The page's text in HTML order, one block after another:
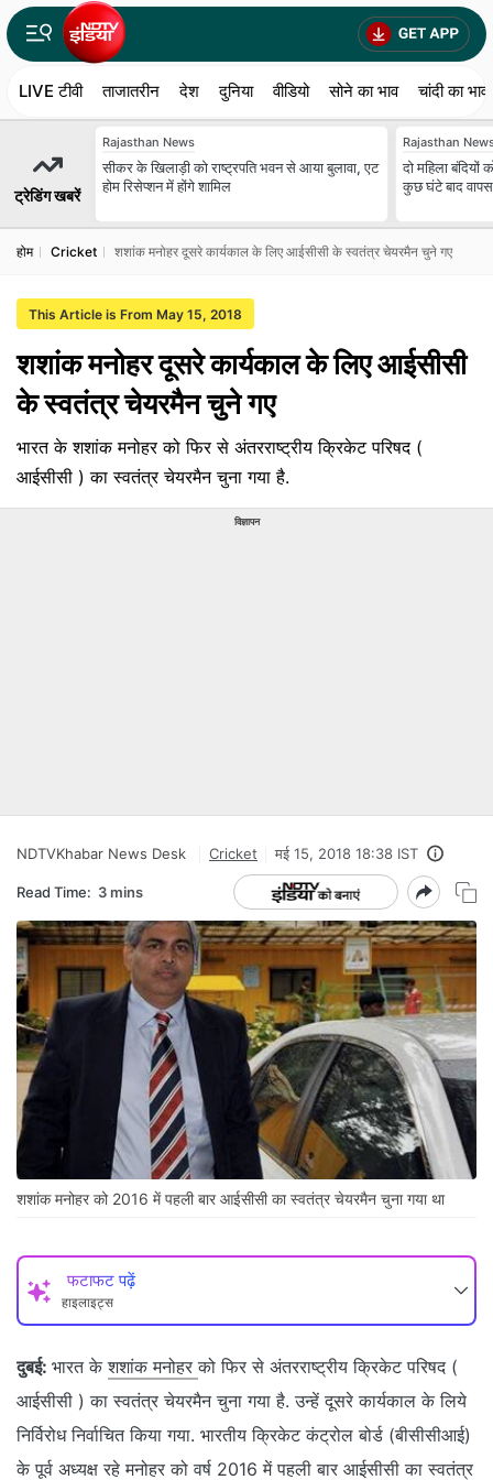
LIVE टीवी ताजातरीन देश दुनिया वीडियो सोने का भाव चांदी का भाव
ट्रेडिंग खबरें
Rajasthan News
सीकर के ख‍िलाड़ी को राष्‍ट्रपत‍ि भवन से आया बुलावा, एट
होम रिसेप्शन में होंगे शामिल
Rajasthan
दो मह‍िला
कुछ घंटे बाद
होम Cricket शशांक मनोहर दूसरे कार्यकाल के लिए आईसीसी के स्‍वतंत्र चेयरमैन चुने गए
This Article is From May 15, 2018
शशांक मनोहर दूसरे कार्यकाल के लिए आईसीसी
के स्‍वतंत्र चेयरमैन चुने गए
भारत के शशांक मनोहर को फिर से अंतरराष्ट्रीय क्रिकेट परिषद (
आईसीसी ) का स्वतंत्र चेयरमैन चुना गया है.
विज्ञापन
NDTVKhabar News Desk Cricket मई 15, 2018 18:38 IST
Read Time: 3 mins
शशांक मनोहर को 2016 में पहली बार आईसीसी का स्वतंत्र चेयरमैन चुना गया था
फटाफट पढ़ें
हाइलाइट्स
दुबई: भारत केशशांक मनोहरको फिर से अंतरराष्ट्रीय क्रिकेट परिषद (
आईसीसी ) का स्वतंत्र चेयरमैन चुना गया है. उन्हें दूसरे कार्यकाल के लिये
निर्विरोध निर्वाचित किया गया. भारतीय क्रिकेट कंट्रोल बोर्ड (बीसीसीआई)
के पूर्व अध्यक्ष रहे मनोहर को वर्ष 2016 में पहली बार आईसीसी का स्वतंत्र